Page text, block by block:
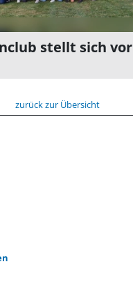
stellt sich vor
zurück zur Übersicht